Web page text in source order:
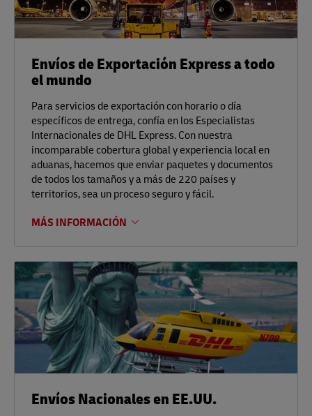
Envíos de Exportación Express a todo
el mundo
Para servicios de exportación con horario o día
específicos de entrega, confía en los Especialistas
Internacionales de DHL Express. Con nuestra
incomparable cobertura global y experiencia local en
aduanas, hacemos que enviar paquetes y documentos
de todos los tamaños y a más de 220 países y
territorios, sea un proceso seguro y fácil.
MÁS INFORMACIÓN
Envíos Nacionales en EE.UU.